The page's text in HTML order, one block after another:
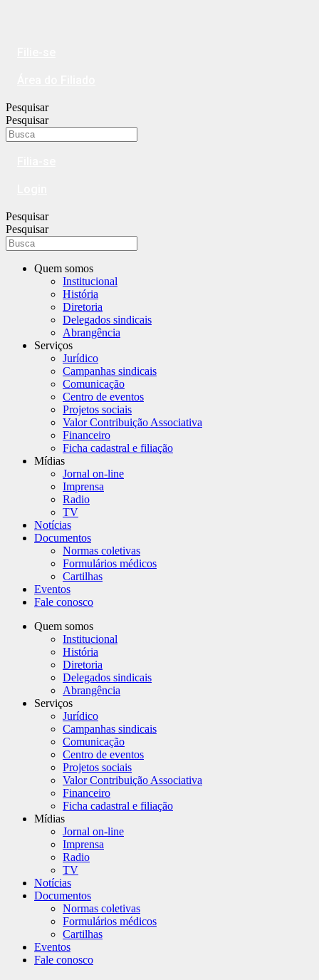
Pesquisar
Pesquisar
Pesquisar
Pesquisar
Quem somos
Institucional
História
Diretoria
Delegados sindicais
Abrangência
Serviços
Jurídico
Campanhas sindicais
Comunicação
Centro de eventos
Projetos sociais
Valor Contribuição Associativa
Financeiro
Ficha cadastral e filiação
Mídias
Jornal on-line
Imprensa
Radio
TV
Notícias
Documentos
Normas coletivas
Formulários médicos
Cartilhas
Eventos
Fale conosco
Quem somos
Institucional
História
Diretoria
Delegados sindicais
Abrangência
Serviços
Jurídico
Campanhas sindicais
Comunicação
Centro de eventos
Projetos sociais
Valor Contribuição Associativa
Financeiro
Ficha cadastral e filiação
Mídias
Jornal on-line
Imprensa
Radio
TV
Notícias
Documentos
Normas coletivas
Formulários médicos
Cartilhas
Eventos
Fale conosco